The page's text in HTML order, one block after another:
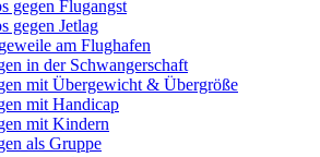
gegen Flugangst
gegen Jetlag
am Flughafen
in der Schwangerschaft
mit Übergewicht & Übergröße
mit Handicap
mit Kindern
als Gruppe